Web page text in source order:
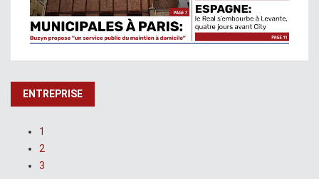
ENTREPRISE
1
2
3